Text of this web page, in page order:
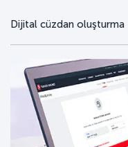
Dijital cüzdan oluşturma